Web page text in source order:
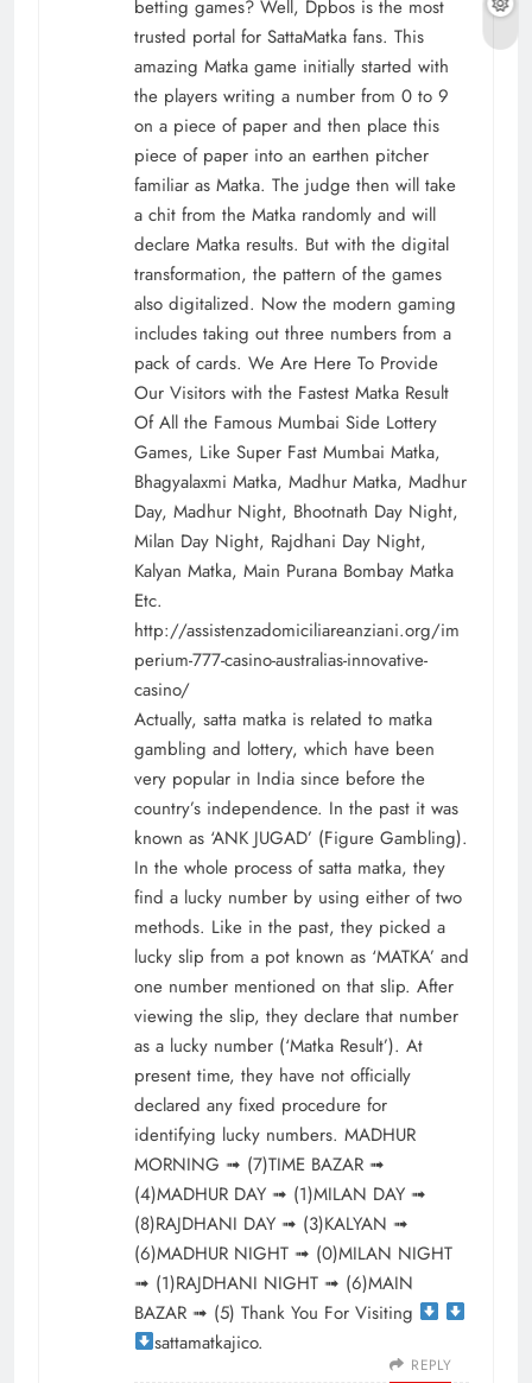
betting games? Well, Dpbos is the most
trusted portal for SattaMatka fans. This
amazing Matka game initially started with
the players writing a number from 0 to 9
on a piece of paper and then place this
piece of paper into an earthen pitcher
familiar as Matka. The judge then will take
a chit from the Matka randomly and will
declare Matka results. But with the digital
transformation, the pattern of the games
also digitalized. Now the modern gaming
includes taking out three numbers from a
pack of cards. We Are Here To Provide
Our Visitors with the Fastest Matka Result
Of All the Famous Mumbai Side Lottery
Games, Like Super Fast Mumbai Matka,
Bhagyalaxmi Matka, Madhur Matka, Madhur
Day, Madhur Night, Bhootnath Day Night,
Milan Day Night, Rajdhani Day Night,
Kalyan Matka, Main Purana Bombay Matka
Etc.
http://assistenzadomiciliareanziani.org/im
perium-777-casino-australias-innovative-
casino/
Actually, satta matka is related to matka
gambling and lottery, which have been
very popular in India since before the
country’s independence. In the past it was
known as ‘ANK JUGAD’ (Figure Gambling).
In the whole process of satta matka, they
find a lucky number by using either of two
methods. Like in the past, they picked a
lucky slip from a pot known as ‘MATKA’ and
one number mentioned on that slip. After
viewing the slip, they declare that number
as a lucky number (‘Matka Result’). At
present time, they have not officially
declared any fixed procedure for
identifying lucky numbers. MADHUR
MORNING ➟ (7)TIME BAZAR ➟
(4)MADHUR DAY ➟ (1)MILAN DAY ➟
(8)RAJDHANI DAY ➟ (3)KALYAN ➟
(6)MADHUR NIGHT ➟ (0)MILAN NIGHT
➟ (1)RAJDHANI NIGHT ➟ (6)MAIN
BAZAR ➟ (5) Thank You For Visiting
sattamatkajico.
REPLY